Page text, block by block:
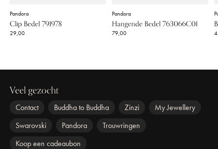
Pandora
Clip Bedel 791978
29,00
Pandora
Hangende Bedel 763066C01
79,00
Veel gezocht
Contact Buddha to Buddha Zinzi
My Jewellery
Swarovski
Pandora
Trouwringen
Koop een cadeaubon